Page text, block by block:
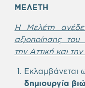
ΜΕΛΕΤΗ
Η Μελέτη
αξιοποίησης
την Αττική και
Εκλαμβάνεται
δημιουργία